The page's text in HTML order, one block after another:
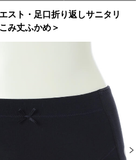
ト・足口折り返しサニタリ
み丈ふかめ＞